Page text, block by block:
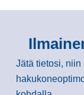
Jätä tietosi, niin